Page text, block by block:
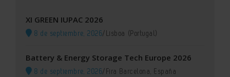
XI GREEN IUPAC 2026
8 de septiembre, 2026/ Lisboa (Portugal)
Battery & Energy Storage Tech Europe 2026
8 de septiembre, 2026/ Fira Barcelona, España